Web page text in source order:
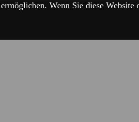
Wenn Sie diese Website